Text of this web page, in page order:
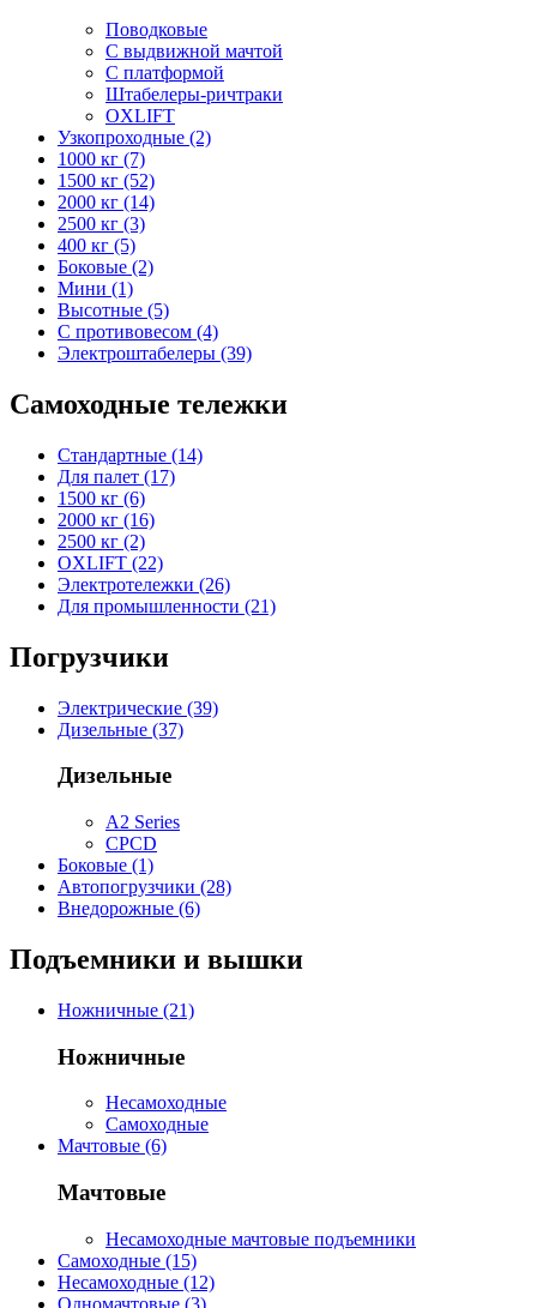
Поводковые
С выдвижной мачтой
С платформой
Штабелеры-ричтраки
OXLIFT
Узкопроходные (2)
1000 кг (7)
1500 кг (52)
2000 кг (14)
2500 кг (3)
400 кг (5)
Боковые (2)
Мини (1)
Высотные (5)
С противовесом (4)
Электроштабелеры (39)
Самоходные тележки
Стандартные (14)
Для палет (17)
1500 кг (6)
2000 кг (16)
2500 кг (2)
OXLIFT (22)
Электротележки (26)
Для промышленности (21)
Погрузчики
Электрические (39)
Дизельные (37)
Дизельные
A2 Series
CPCD
Боковые (1)
Автопогрузчики (28)
Внедорожные (6)
Подъемники и вышки
Ножничные (21)
Ножничные
Несамоходные
Самоходные
Мачтовые (6)
Мачтовые
Несамоходные мачтовые подъемники
Самоходные (15)
Несамоходные (12)
Одномачтовые (3)